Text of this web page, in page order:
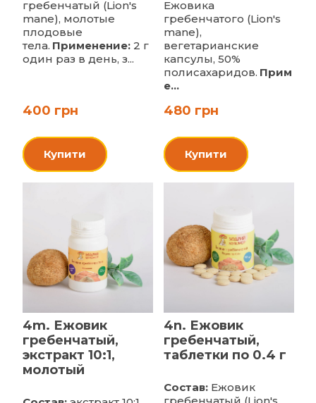
гребенчатый (Lion's
mane), молотые
плодовые
тела. Применение: 2 г
один раз в день, з...
400 грн
Купити
Ежовика
гребенчатого (Lion's
mane),
вегетарианские
капсулы, 50%
полисахаридов. Прим
е...
480 грн
Купити
4m. Ежовик
гребенчатый,
экстракт 10:1,
молотый
4n. Ежовик
гребенчатый,
таблетки по 0.4 г
Состав:Ежовик